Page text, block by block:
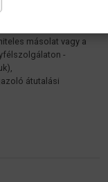
másolat vagy a
-
átutalási